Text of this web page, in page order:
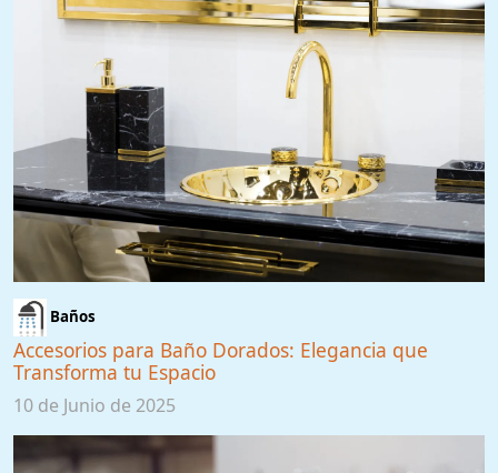
Baños
Accesorios para Baño Dorados: Elegancia que
Transforma tu Espacio
10 de Junio de 2025